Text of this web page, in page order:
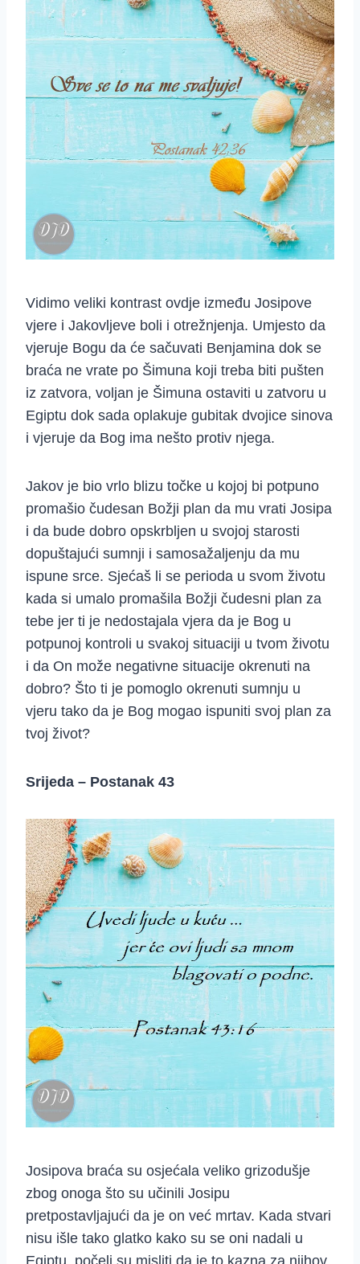
Vidimo veliki kontrast ovdje između Josipove
vjere i Jakovljeve boli i otrežnjenja. Umjesto da
vjeruje Bogu da će sačuvati Benjamina dok se
braća ne vrate po Šimuna koji treba biti pušten
iz zatvora, voljan je Šimuna ostaviti u zatvoru u
Egiptu dok sada oplakuje gubitak dvojice sinova
i vjeruje da Bog ima nešto protiv njega.
Jakov je bio vrlo blizu točke u kojoj bi potpuno
promašio čudesan Božji plan da mu vrati Josipa
i da bude dobro opskrbljen u svojoj starosti
dopuštajući sumnji i samosažaljenju da mu
ispune srce. Sjećaš li se perioda u svom životu
kada si umalo promašila Božji čudesni plan za
tebe jer ti je nedostajala vjera da je Bog u
potpunoj kontroli u svakoj situaciji u tvom životu
i da On može negativne situacije okrenuti na
dobro? Što ti je pomoglo okrenuti sumnju u
vjeru tako da je Bog mogao ispuniti svoj plan za
tvoj život?
Srijeda – Postanak 43
Josipova braća su osjećala veliko grizodušje
zbog onoga što su učinili Josipu
pretpostavljajući da je on već mrtav. Kada stvari
nisu išle tako glatko kako su se oni nadali u
Egiptu, počeli su misliti da je to kazna za njihov